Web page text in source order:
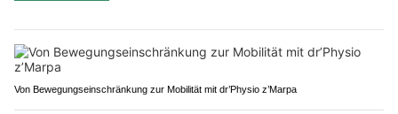
Von Bewegungseinschränkung zur Mobilität mit dr’Physio z’Marpa